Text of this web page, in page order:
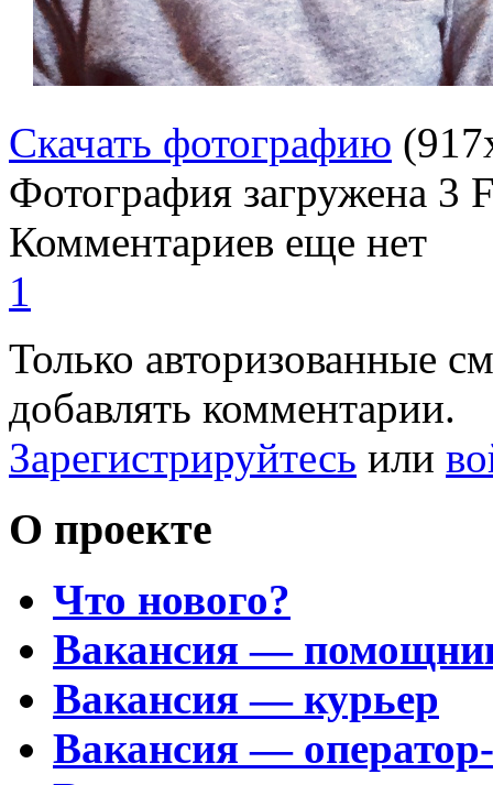
Скачать фотографию
Фотография загружена 3
Комментариев еще нет
1
Только авторизованные
добавлять комментарии.
Зарегистрируйтесь или
О проекте
Что нового?
Вакансия —
Вакансия — курьер
Вакансия —